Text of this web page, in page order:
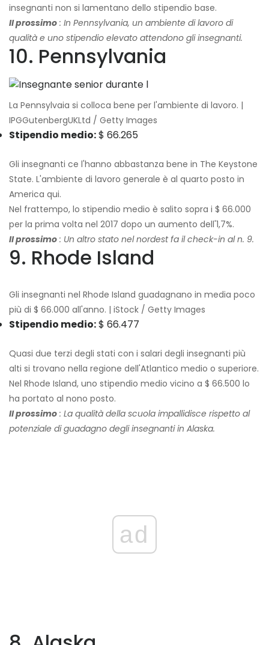
insegnanti non si lamentano dello stipendio base.
Il prossimo : In Pennsylvania, un ambiente di lavoro di
qualità e uno stipendio elevato attendono gli insegnanti.
10. Pennsylvania
La Pennsylvaia si colloca bene per l'ambiente di lavoro. |
IPGGutenbergUKLtd / Getty Images
Stipendio medio:$ 66.265
Gli insegnanti ce l'hanno abbastanza bene in The Keystone
State. L'ambiente di lavoro generale è al quarto posto in
America qui.
Nel frattempo, lo stipendio medio è salito sopra i $ 66.000
per la prima volta nel 2017 dopo un aumento dell'1,7%.
Il prossimo : Un altro stato nel nordest fa il check-in al n. 9.
9. Rhode Island
Gli insegnanti nel Rhode Island guadagnano in media poco
più di $ 66.000 all'anno. | iStock / Getty Images
Stipendio medio:$ 66.477
Quasi due terzi degli stati con i salari degli insegnanti più
alti si trovano nella regione dell'Atlantico medio o superiore.
Nel Rhode Island, uno stipendio medio vicino a $ 66.500 lo
ha portato al nono posto.
Il prossimo : La qualità della scuola impallidisce rispetto al
potenziale di guadagno degli insegnanti in Alaska.
ad